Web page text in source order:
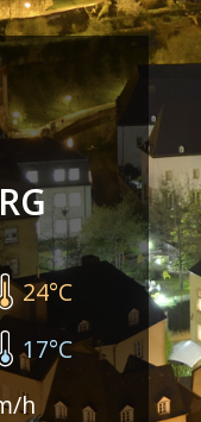
24°C
17°C
h